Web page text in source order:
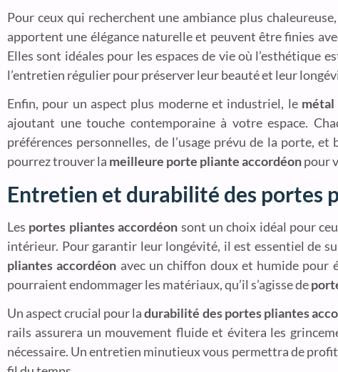
Pour ceux qui recherchent une ambiance plus
apportent une élégance naturelle et peuvent être finies
Elles sont idéales pour les espaces de vie où
l’entretien régulier pour préserver leur beauté et leur
Enfin, pour un aspect plus moderne et industriel, le métal
ajoutant une touche contemporaine à votre espace.
préférences personnelles, de l’usage prévu de la porte, et
pourrez trouver la meilleure porte pliante accordéonpour
Entretien et durabilité des portes
Les portes pliantes accordéon sont un choix idéal pour
intérieur. Pour garantir leur longévité, il est essentiel de
pliantes accordéon avec un chiffon doux et humide pour
pourraient endommager les matériaux, qu’il s’agisse de
Un aspect crucial pour ladurabilité des portes pliantes
rails assurera un mouvement fluide et évitera les
nécessaire. Un entretien minutieux vous permettra de